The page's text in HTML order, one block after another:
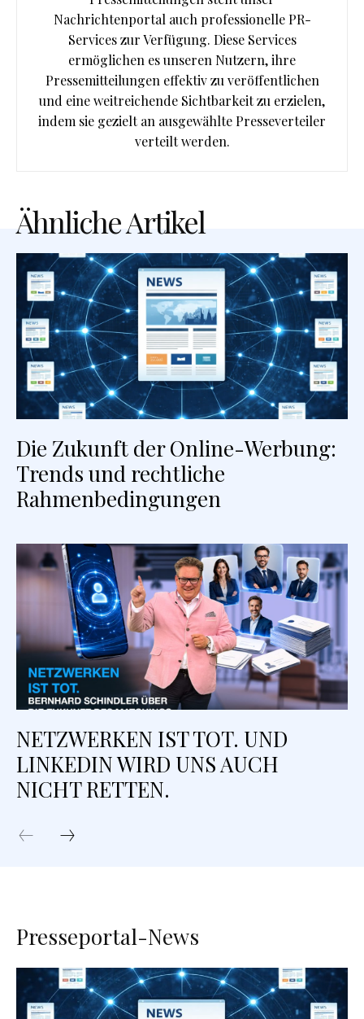
Nachrichtenportal auch professionelle PR-
Services zur Verfügung. Diese Services
ermöglichen es unseren Nutzern, ihre
Pressemitteilungen effektiv zu veröffentlichen
und eine weitreichende Sichtbarkeit zu erzielen,
indem sie gezielt an ausgewählte Presseverteiler
verteilt werden.
Ähnliche Artikel
Die Zukunft der Online-Werbung:
Trends und rechtliche
Rahmenbedingungen
NETZWERKEN IST TOT. UND
LINKEDIN WIRD UNS AUCH
NICHT RETTEN.
Presseportal-News